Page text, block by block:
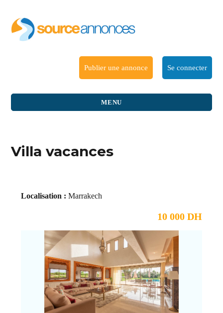
Publier une annonce Se connecter
MENU
Villa vacances
Localisation : Marrakech
10 000 DH